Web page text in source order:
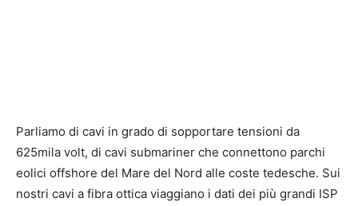
Parliamo di cavi in grado di sopportare tensioni da
625mila volt, di cavi submariner che connettono parchi
eolici offshore del Mare del Nord alle coste tedesche. Sui
nostri cavi a fibra ottica viaggiano i dati dei più grandi ISP